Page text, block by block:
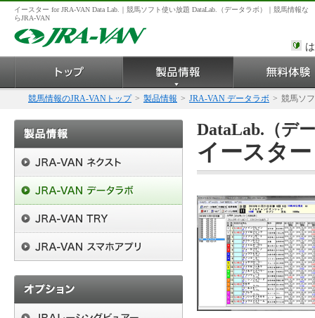
イースター for JRA-VAN Data Lab.｜競馬ソフト使い放題 DataLab.（データラボ）｜競馬情報な
らJRA-VAN
競馬情報のJRA-VANトップ > 製品情報 > JRA-VAN データラボ > 競馬ソ
DataLab.（デ
イースタ